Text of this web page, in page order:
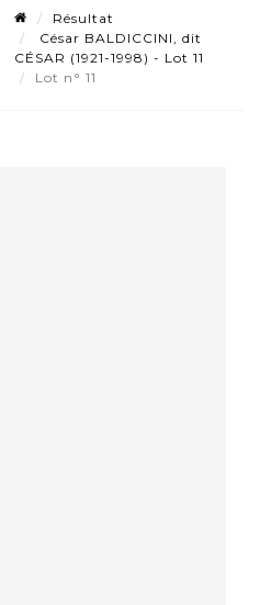
Résultat
César BALDICCINI, dit
CÉSAR (1921-1998) - Lot 11
Lot n° 11